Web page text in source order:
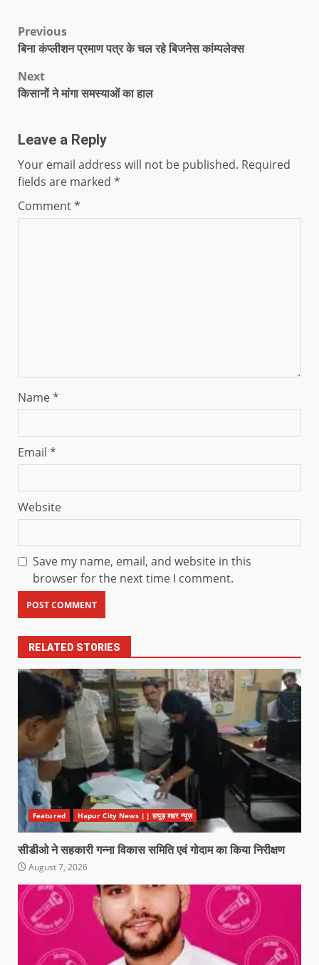
Previous
बिना कंप्लीशन प्रमाण पत्र के चल रहे बिजनेस कांम्पलेक्स
Next
किसानों ने मांगा समस्याओं का हाल
Leave a Reply
Your email address will not be published. Required
fields are marked *
Comment*
Name*
Email *
Website
Save my name, email, and website in this
browser for the next time I comment.
RELATED STORIES
Featured Hapur City News || हापुड़ शहर न्यूज़
सीडीओ ने सहकारी गन्ना विकास समिति एवं गोदाम का किया निरीक्षण
August 7, 2026